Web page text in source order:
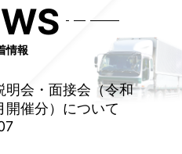
情報
明会・面接会（令和
開催分）について